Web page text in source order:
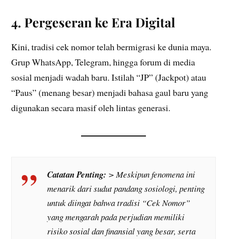
4. Pergeseran ke Era Digital
Kini, tradisi cek nomor telah bermigrasi ke dunia maya.
Grup WhatsApp, Telegram, hingga forum di media
sosial menjadi wadah baru. Istilah “JP” (Jackpot) atau
“Paus” (menang besar) menjadi bahasa gaul baru yang
digunakan secara masif oleh lintas generasi.
Catatan Penting: > Meskipun fenomena ini
menarik dari sudut pandang sosiologi, penting
untuk diingat bahwa tradisi “Cek Nomor”
yang mengarah pada perjudian memiliki
risiko sosial dan finansial yang besar, serta